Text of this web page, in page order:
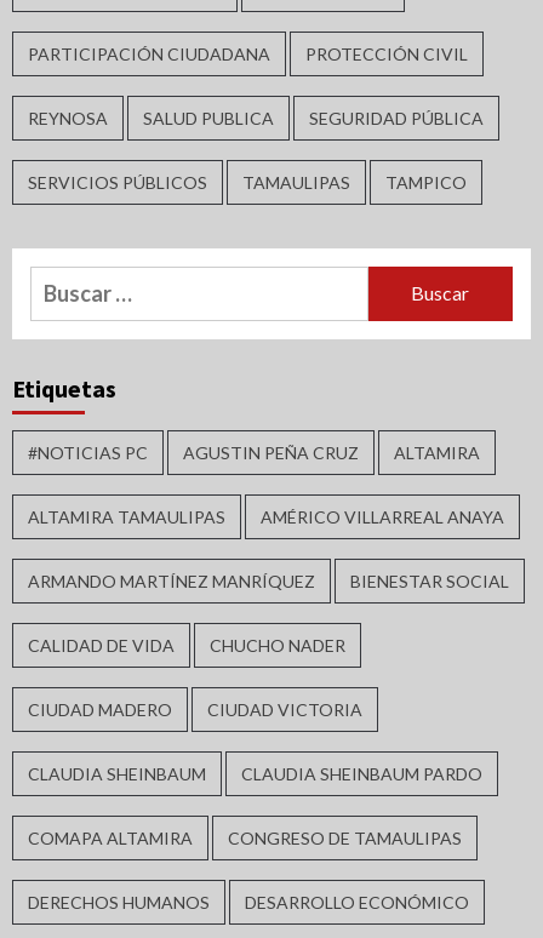
PARTICIPACIÓN CIUDADANA PROTECCIÓN CIVIL
REYNOSA SALUD PUBLICA SEGURIDAD PÚBLICA
SERVICIOS PÚBLICOS TAMAULIPAS TAMPICO
Buscar:
Etiquetas
#NOTICIAS PC AGUSTIN PEÑA CRUZ ALTAMIRA
ALTAMIRA TAMAULIPAS AMÉRICO VILLARREAL ANAYA
ARMANDO MARTÍNEZ MANRÍQUEZ BIENESTAR SOCIAL
CALIDAD DE VIDA CHUCHO NADER
CIUDAD MADERO CIUDAD VICTORIA
CLAUDIA SHEINBAUM CLAUDIA SHEINBAUM PARDO
COMAPA ALTAMIRA CONGRESO DE TAMAULIPAS
DERECHOS HUMANOS DESARROLLO ECONÓMICO